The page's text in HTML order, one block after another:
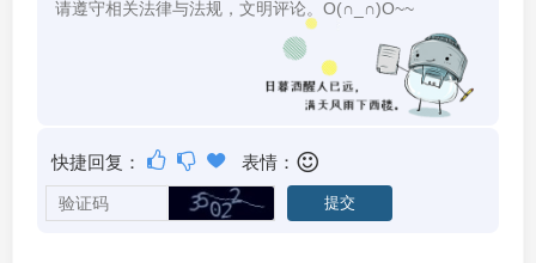
快捷回复： 表情：